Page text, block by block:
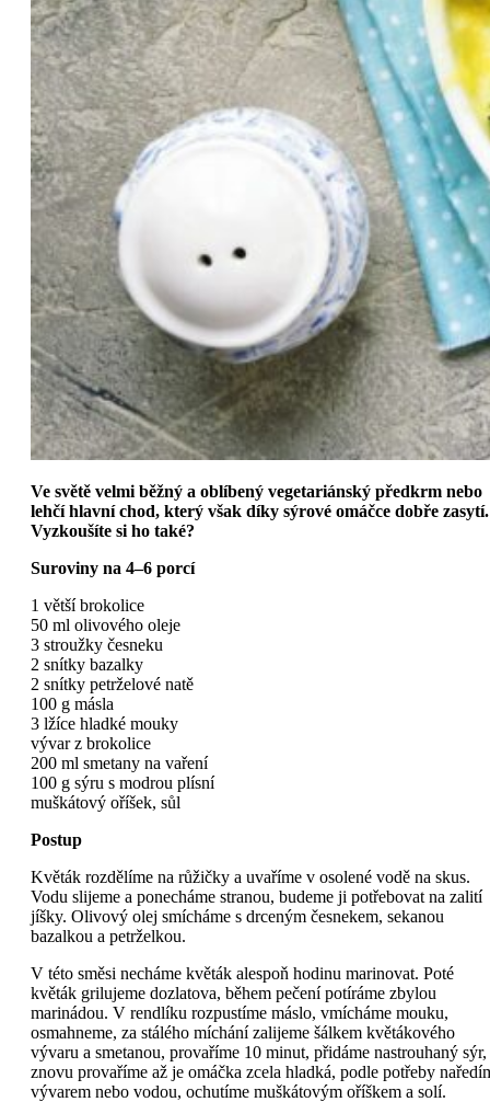
Ve světě velmi běžný a oblíbený vegetariánský předkrm nebo
lehčí hlavní chod, který však díky sýrové omáčce dobře zasytí.
Vyzkoušíte si ho také?
Suroviny na 4–6 porcí
1 větší brokolice
50 ml olivového oleje
3 stroužky česneku
2 snítky bazalky
2 snítky petrželové natě
100 g másla
3 lžíce hladké mouky
vývar z brokolice
200 ml smetany na vaření
100 g sýru s modrou plísní
muškátový oříšek, sůl
Postup
Květák rozdělíme na růžičky a uvaříme v osolené vodě na skus.
Vodu slijeme a ponecháme stranou, budeme ji potřebovat na zalití
jíšky. Olivový olej smícháme s drceným česnekem, sekanou
bazalkou a petrželkou.
V této směsi necháme květák alespoň hodinu marinovat. Poté
květák grilujeme dozlatova, během pečení potíráme zbylou
marinádou. V rendlíku rozpustíme máslo, vmícháme mouku,
osmahneme, za stálého míchání zalijeme šálkem květákového
vývaru a smetanou, provaříme 10 minut, přidáme nastrouhaný sýr,
znovu provaříme až je omáčka zcela hladká, podle potřeby
vývarem nebo vodou, ochutíme muškátovým oříškem a solí.